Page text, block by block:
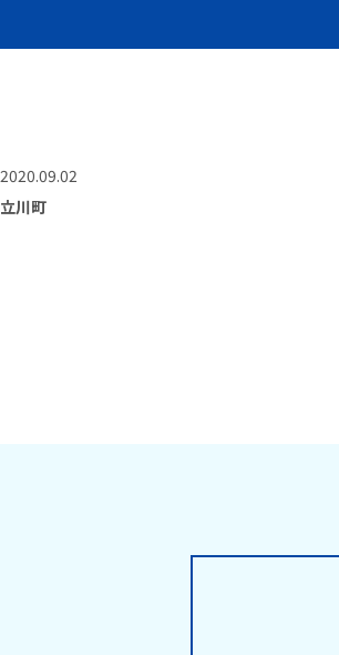
2020.09.02
立川町